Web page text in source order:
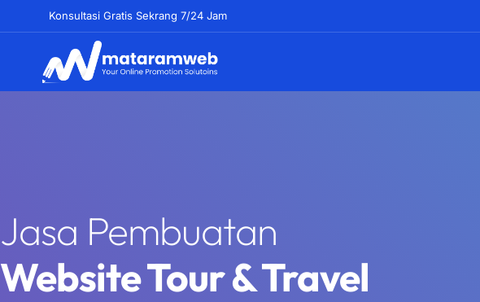
Konsultasi Gratis Sekrang 7/24 Jam
Jasa Pembuatan
Website Tour & Travel